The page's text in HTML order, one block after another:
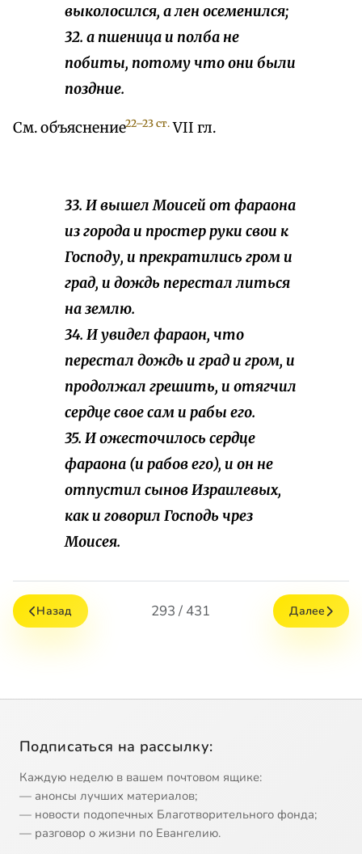
выколосился, а лен осеменился;
32. а пшеница и полба не
побиты, потому что они были
поздние.
См. объяснение22–23 ст. VII гл.
33. И вышел Моисей от фараона
из города и простер руки свои к
Господу, и прекратились гром и
град, и дождь перестал литься
на землю.
34. И увидел фараон, что
перестал дождь и град и гром, и
продолжал грешить, и отягчил
сердце свое сам и рабы его.
35. И ожесточилось сердце
фараона (и рабов его), и он не
отпустил сынов Израилевых,
как и говорил Господь чрез
Моисея.
Назад 293 / 431 Далее
Подписаться на рассылку:
Каждую неделю в вашем почтовом ящике:
— анонсы лучших материалов;
— новости подопечных Благотворительного фонда;
— разговор о жизни по Евангелию.